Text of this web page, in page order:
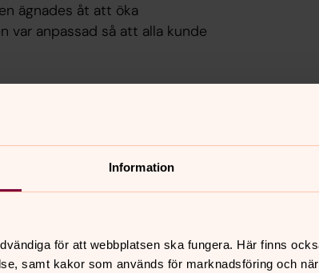
Information
för att webbplatsen ska fungera. Här finns
samt kakor som används för marknadsföring och
ägnades åt att öka
var anpassad så att alla kunde